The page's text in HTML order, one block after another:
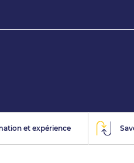
et expérience